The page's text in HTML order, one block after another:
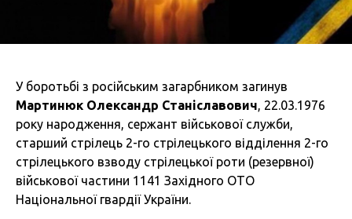
У боротьбі з російським загарбником загинув
Мартинюк Олександр Станіславович, 22.03.1976
року народження, сержант військової служби,
старший стрілець 2-го стрілецького відділення 2-го
стрілецького взводу стрілецької роти (резервної)
військової частини 1141 Західного ОТО
Національної гвардії України.